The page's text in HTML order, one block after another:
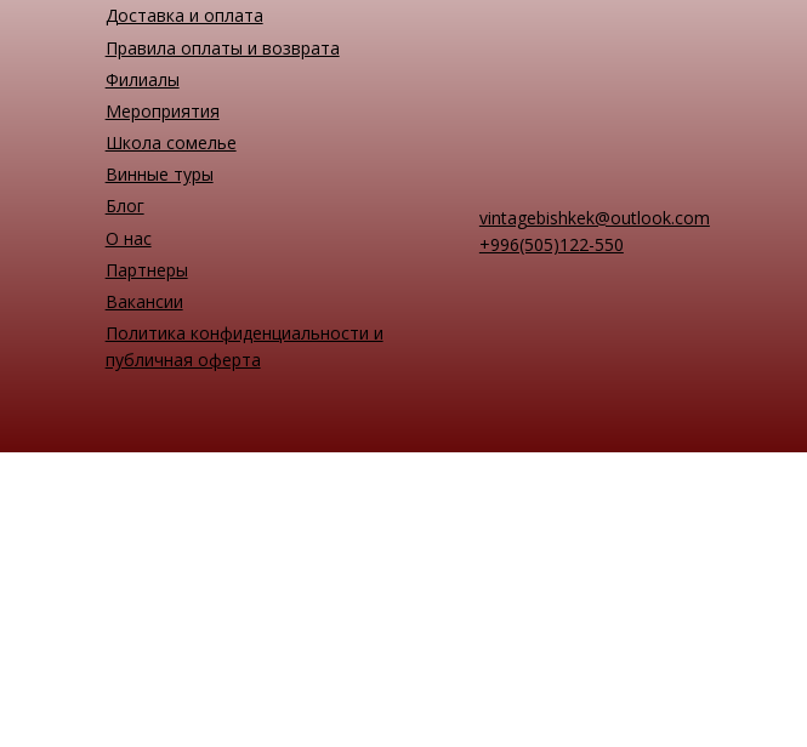
Доставка и оплата
Правила оплаты и возврата
Филиалы
Мероприятия
Школа сомелье
Винные туры
Блог
О нас
Партнеры
Вакансии
Политика конфиденциальности и
публичная оферта
vintagebishkek@outlook.com
+996(505)122-550